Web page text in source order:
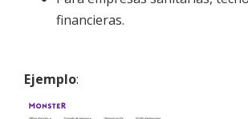
financieras.
Ejemplo: